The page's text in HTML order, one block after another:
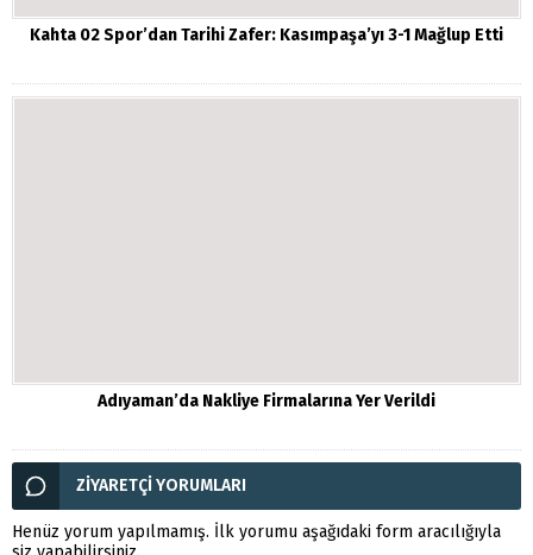
Kahta 02 Spor’dan Tarihi Zafer: Kasımpaşa’yı 3-1 Mağlup Etti
Adıyaman’da Nakliye Firmalarına Yer Verildi
ZİYARETÇİ YORUMLARI
Henüz yorum yapılmamış. İlk yorumu aşağıdaki form aracılığıyla